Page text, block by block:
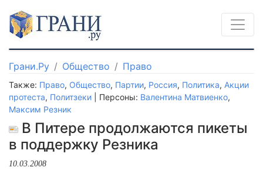
Грани.Ру Общество Право
Также: Право, Общество, Партии, Россия, Политика, Акции
протеста, Политзеки | Персоны: Валентина Матвиенко,
Максим Резник
В Питере продолжаются пикеты
в поддержку Резника
10.03.2008